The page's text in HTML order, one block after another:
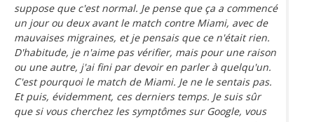
suppose que c'est normal. Je pense que ça a commencé
un jour ou deux avant le match contre Miami, avec de
mauvaises migraines, et je pensais que ce n'était rien.
D'habitude, je n'aime pas vérifier, mais pour une raison
ou une autre, j'ai fini par devoir en parler à quelqu'un.
C'est pourquoi le match de Miami. Je ne le sentais pas.
Et puis, évidemment, ces derniers temps. Je suis sûr
que si vous cherchez les symptômes sur Google, vous